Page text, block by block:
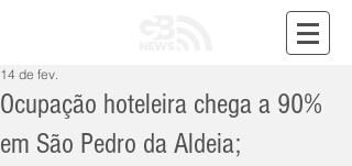
Ocupação hoteleira chega a 90%
em São Pedro da Aldeia;
14 de fev.